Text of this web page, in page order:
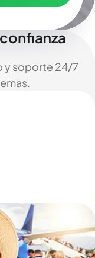
y soporte 24/7